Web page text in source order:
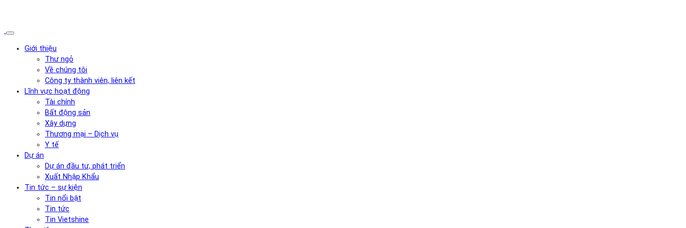
Giới thiệu
Thư ngỏ
Về chúng tôi
Công ty thành viên, liên kết
Lĩnh vực hoạt động
Tài chính
Bất động sản
Xây dựng
Thương mại – Dịch vụ
Y tế
Dự án
Dự án đầu tư, phát triển
Xuất Nhập Khẩu
Tin tức – sự kiện
Tin nổi bật
Tin tức
Tin Vietshine